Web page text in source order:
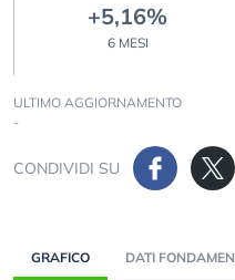
+5,16%
6 MESI
ULTIMO AGGIORNAMENTO
-
CONDIVIDI SU
GRAFICO DATI